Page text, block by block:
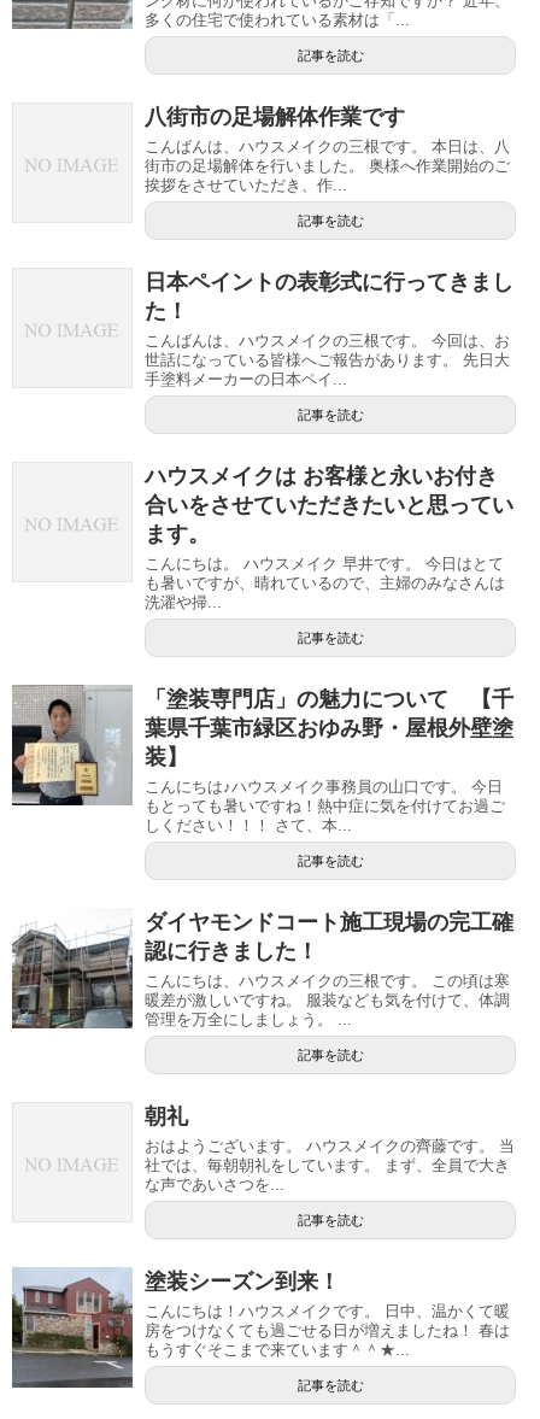
多くの住宅で使われている素材は「...
記事を読む
八街市の足場解体作業です
こんばんは、ハウスメイクの三根です。 本日は、八
街市の足場解体を行いました。 奥様へ作業開始のご
挨拶をさせていただき、作...
記事を読む
日本ペイントの表彰式に行ってきまし
た！
こんばんは、ハウスメイクの三根です。 今回は、お
世話になっている皆様へご報告があります。 先日大
手塗料メーカーの日本ペイ...
記事を読む
ハウスメイクは お客様と永いお付き
合いをさせていただきたいと思ってい
ます。
こんにちは。 ハウスメイク 早井です。 今日はとて
も暑いですが、晴れているので、主婦のみなさんは
洗濯や掃...
記事を読む
「塗装専門店」の魅力について 【千
葉県千葉市緑区おゆみ野・屋根外壁塗
装】
こんにちは♪ハウスメイク事務員の山口です。 今日
もとっても暑いですね！熱中症に気を付けてお過ご
しください！！！ さて、本...
記事を読む
ダイヤモンドコート施工現場の完工確
認に行きました！
こんにちは、ハウスメイクの三根です。 この頃は寒
暖差が激しいですね。 服装なども気を付けて、体調
管理を万全にしましょう。 ...
記事を読む
朝礼
おはようございます。 ハウスメイクの齊藤です。 当
社では、毎朝朝礼をしています。 まず、全員で大き
な声であいさつを...
記事を読む
塗装シーズン到来！
こんにちは！ハウスメイクです。 日中、温かくて暖
房をつけなくても過ごせる日が増えましたね！ 春は
もうすぐそこまで来ています＾＾★...
記事を読む